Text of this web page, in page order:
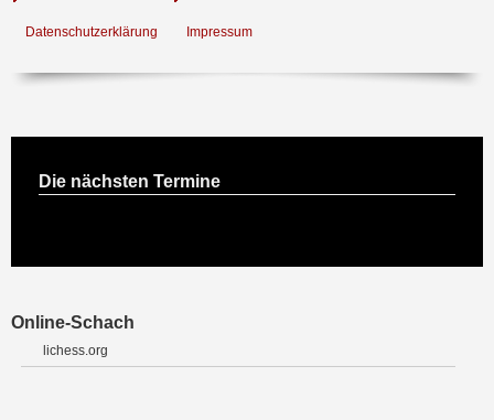
Datenschutzerklärung Impressum
Die nächsten Termine
Online-Schach
lichess.org